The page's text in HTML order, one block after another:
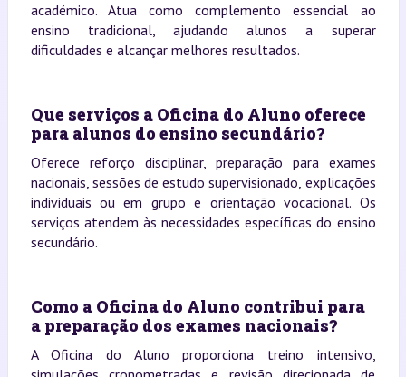
académico. Atua como complemento essencial ao
ensino tradicional, ajudando alunos a superar
dificuldades e alcançar melhores resultados.
Que serviços a Oficina do Aluno oferece
para alunos do ensino secundário?
Oferece reforço disciplinar, preparação para exames
nacionais, sessões de estudo supervisionado, explicações
individuais ou em grupo e orientação vocacional. Os
serviços atendem às necessidades específicas do ensino
secundário.
Como a Oficina do Aluno contribui para
a preparação dos exames nacionais?
A Oficina do Aluno proporciona treino intensivo,